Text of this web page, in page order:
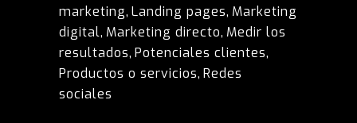
marketing, Landing pages, Marketing
digital, Marketing directo, Medir los
resultados, Potenciales clientes,
Productos o servicios, Redes
sociales